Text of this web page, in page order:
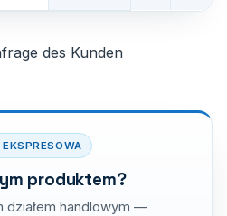
des Kunden
produktem?
działem handlowym —